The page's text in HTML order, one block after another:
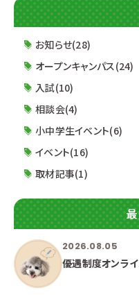
送る ６月２
ニューと受
予防のため
体験授業
お知らせ(28)
オープンキャンパス(24)
入試(10)
相談会(4)
小中学生イベント(6)
イベント(16)
取材記事(1)
2026.08.05
優遇制度オンラ